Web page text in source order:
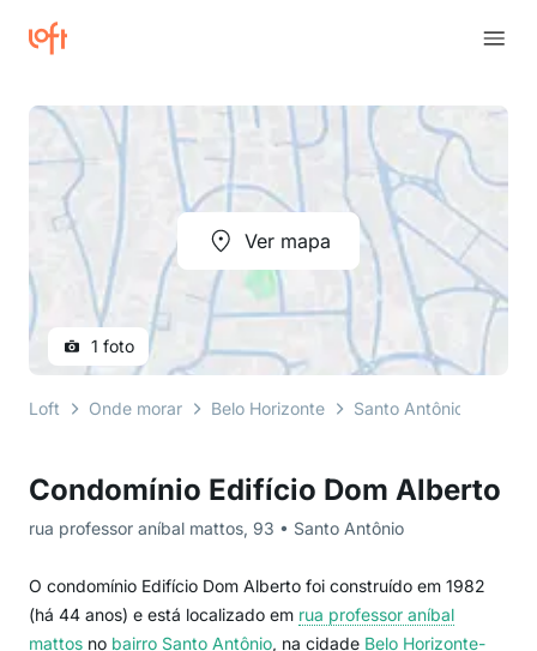
Condomínio Edifício Dom Alberto
rua professor aníbal mattos, 93 • Santo Antônio
O condomínio Edifício Dom Alberto foi construído em 1982
(há 44 anos) e está localizado em rua professor aníbal
mattos no bairro Santo Antônio, na cidade Belo Horizonte-
Ver mapa
1 foto
Loft Onde morar Belo Horizonte Santo Antônio